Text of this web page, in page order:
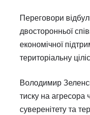
Переговори
двосторонньої
економічної
територіальну
Володимир
тиску на агресора
суверенітету та